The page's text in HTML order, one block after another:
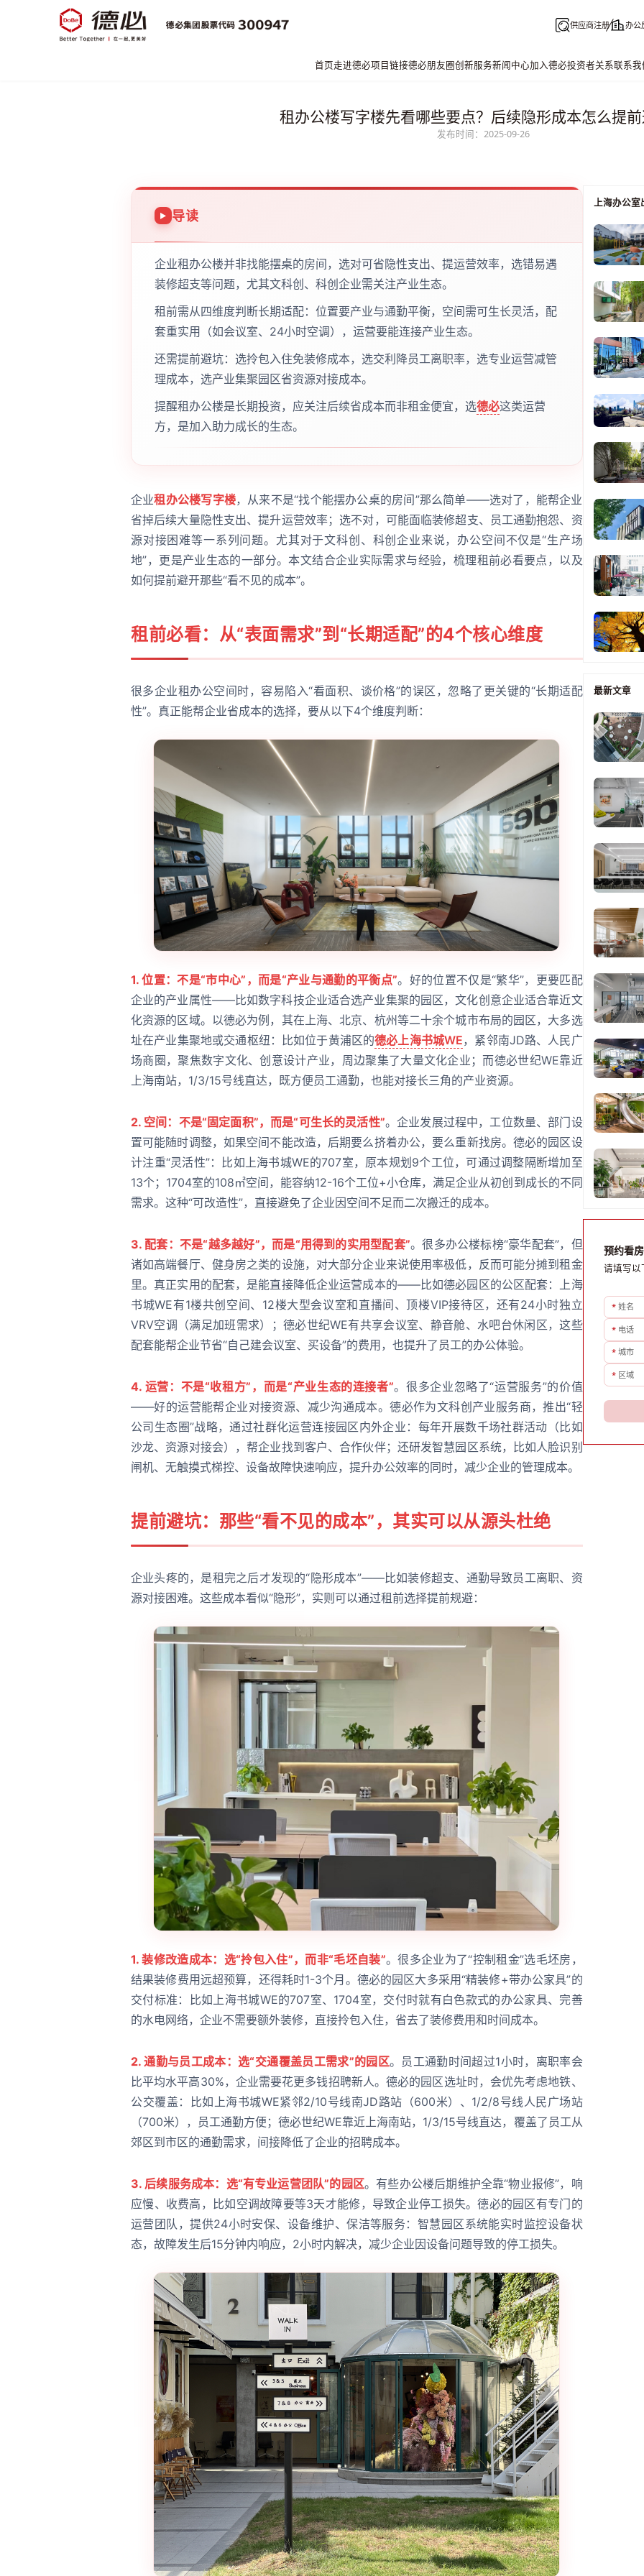
供应商注册 办公
首页走进德必项目链接德必朋友圈创新服务新闻中心加入德必投资者关系联系我
租办公楼写字楼先看哪些要点？后续隐形成本怎么提前
发布时间：2025-09-26
导读
企业租办公楼并非找能摆桌的房间，选对可省隐性支出、提运营效率，选错易遇
装修超支等问题，尤其文科创、科创企业需关注产业生态。
租前需从四维度判断长期适配：位置要产业与通勤平衡，空间需可生长灵活，配
套重实用（如会议室、24小时空调），运营要能连接产业生态。
还需提前避坑：选拎包入住免装修成本，选交利降员工离职率，选专业运营减管
理成本，选产业集聚园区省资源对接成本。
提醒租办公楼是长期投资，应关注后续省成本而非租金便宜，选德必这类运营
方，是加入助力成长的生态。
企业租办公楼写字楼，从来不是“找个能摆办公桌的房间”那么简单——选对了，能帮企业
省掉后续大量隐性支出、提升运营效率；选不对，可能面临装修超支、员工通勤抱怨、资
源对接困难等一系列问题。尤其对于文科创、科创企业来说，办公空间不仅是“生产场
地”，更是产业生态的一部分。本文结合企业实际需求与经验，梳理租前必看要点，以及
如何提前避开那些“看不见的成本”。
租前必看：从“表面需求”到“长期适配”的4个核心维度
很多企业租办公空间时，容易陷入“看面积、谈价格”的误区，忽略了更关键的“长期适配
性”。真正能帮企业省成本的选择，要从以下4个维度判断：
1. 位置：不是“市中心”，而是“产业与通勤的平衡点”。好的位置不仅是“繁华”，更要匹配
企业的产业属性——比如数字科技企业适合选产业集聚的园区，文化创意企业适合靠近文
化资源的区域。以德必为例，其在上海、北京、杭州等二十余个城市布局的园区，大多选
址在产业集聚地或交通枢纽：比如位于黄浦区的德必上海书城WE，紧邻南JD路、人民广
场商圈，聚焦数字文化、创意设计产业，周边聚集了大量文化企业；而德必世纪WE靠近
上海南站，1/3/15号线直达，既方便员工通勤，也能对接长三角的产业资源。
2. 空间：不是“固定面积”，而是“可生长的灵活性”。企业发展过程中，工位数量、部门设
置可能随时调整，如果空间不能改造，后期要么挤着办公，要么重新找房。德必的园区设
计注重“灵活性”：比如上海书城WE的707室，原本规划9个工位，可通过调整隔断增加至
13个；1704室的108㎡空间，能容纳12-16个工位+小仓库，满足企业从初创到成长的不同
需求。这种“可改造性”，直接避免了企业因空间不足而二次搬迁的成本。
3. 配套：不是“越多越好”，而是“用得到的实用型配套”。很多办公楼标榜“豪华配套”，但
诸如高端餐厅、健身房之类的设施，对大部分企业来说使用率极低，反而可能分摊到租金
里。真正实用的配套，是能直接降低企业运营成本的——比如德必园区的公区配套：上海
书城WE有1楼共创空间、12楼大型会议室和直播间、顶楼VIP接待区，还有24小时独立
VRV空调（满足加班需求）；德必世纪WE有共享会议室、静音舱、水吧台休闲区，这些
配套能帮企业节省“自己建会议室、买设备”的费用，也提升了员工的办公体验。
4. 运营：不是“收租方”，而是“产业生态的连接者”。很多企业忽略了“运营服务”的价值
——好的运营能帮企业对接资源、减少沟通成本。德必作为文科创产业服务商，推出“轻
公司生态圈”战略，通过社群化运营连接园区内外企业：每年开展数千场社群活动（比如
沙龙、资源对接会），帮企业找到客户、合作伙伴；还研发智慧园区系统，比如人脸识别
闸机、无触摸式梯控、设备故障快速响应，提升办公效率的同时，减少企业的管理成本。
提前避坑：那些“看不见的成本”，其实可以从源头杜绝
企业头疼的，是租完之后才发现的“隐形成本”——比如装修超支、通勤导致员工离职、资
源对接困难。这些成本看似“隐形”，实则可以通过租前选择提前规避：
1. 装修改造成本：选“拎包入住”，而非“毛坯自装”。很多企业为了“控制租金”选毛坯房，
结果装修费用远超预算，还得耗时1-3个月。德必的园区大多采用“精装修+带办公家具”的
交付标准：比如上海书城WE的707室、1704室，交付时就有白色款式的办公家具、完善
的水电网络，企业不需要额外装修，直接拎包入住，省去了装修费用和时间成本。
2. 通勤与员工成本：选“交通覆盖员工需求”的园区。员工通勤时间超过1小时，离职率会
比平均水平高30%，企业需要花更多钱招聘新人。德必的园区选址时，会优先考虑地铁、
公交覆盖：比如上海书城WE紧邻2/10号线南JD路站（600米）、1/2/8号线人民广场站
（700米），员工通勤方便；德必世纪WE靠近上海南站，1/3/15号线直达，覆盖了员工从
郊区到市区的通勤需求，间接降低了企业的招聘成本。
3. 后续服务成本：选“有专业运营团队”的园区。有些办公楼后期维护全靠“物业报修”，响
应慢、收费高，比如空调故障要等3天才能修，导致企业停工损失。德必的园区有专门的
运营团队，提供24小时安保、设备维护、保洁等服务：智慧园区系统能实时监控设备状
态，故障发生后15分钟内响应，2小时内解决，减少企业因设备问题导致的停工损失。
上海办公室
最新文章
预约看房
请填写以
* 姓名
* 电话
* 城市
* 区域